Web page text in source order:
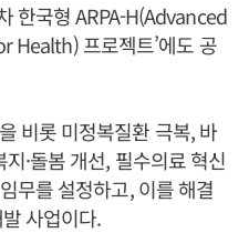
한국형 ARPA-H(Advanced
Health) 프로젝트’에도 공
비롯 미정복질환 극복, 바
·돌봄 개선, 필수의료 혁신
무를 설정하고, 이를 해결
사업이다.